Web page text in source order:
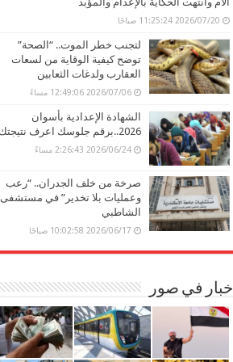
2026/07/20 11:25:24 صباحًا
لتجنب خطر الموت.. “الصحة”
توضح كيفية الوقاية من لسعات
العقارب ولدغات الثعابين
2026/07/06 12:49:06 مساءً
الشهادة الإعدادية بأسوان
2026..برقم جلوسك اعرف نتيجتك
2026/06/24 2:26:43 مساءً
صرخة من خلف الجدران.. “رعب
وعمليات بلا تخدير” في مستشفى
الشاطبي
2026/06/17 10:02:58 صباحًا
أخبار في صور